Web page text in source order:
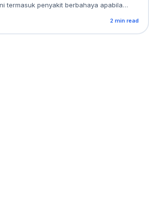
termasuk penyakit berbahaya apabila…
2 min read